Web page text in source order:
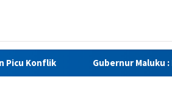
Gubernur Maluku : Pelaku Kasus Dua